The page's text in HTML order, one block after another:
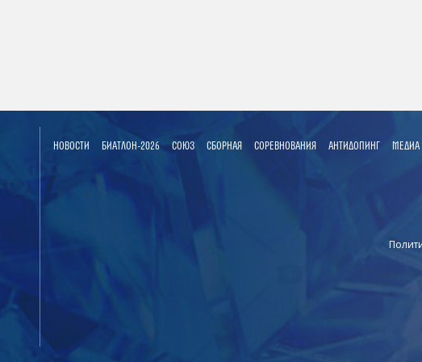
НОВОСТИ БИАТЛОН-2026 СОЮЗ СБОРНАЯ СОРЕВНОВАНИЯ АНТИДОПИНГ МЕДИА